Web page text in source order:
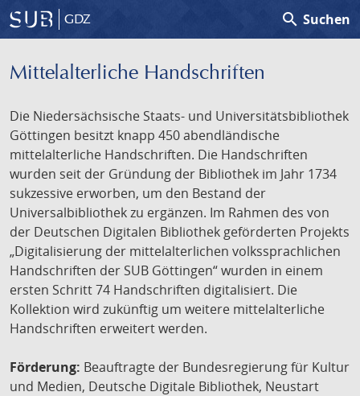
GDZ search Suchen
Mittelalterliche Handschriften
Die Niedersächsische Staats- und Universitätsbibliothek
Göttingen besitzt knapp 450 abendländische
mittelalterliche Handschriften. Die Handschriften
wurden seit der Gründung der Bibliothek im Jahr 1734
sukzessive erworben, um den Bestand der
Universalbibliothek zu ergänzen. Im Rahmen des von
der Deutschen Digitalen Bibliothek geförderten Projekts
„Digitalisierung der mittelalterlichen volkssprachlichen
Handschriften der SUB Göttingen“ wurden in einem
ersten Schritt 74 Handschriften digitalisiert. Die
Kollektion wird zukünftig um weitere mittelalterliche
Handschriften erweitert werden.
Förderung: Beauftragte der Bundesregierung für Kultur
und Medien, Deutsche Digitale Bibliothek, Neustart